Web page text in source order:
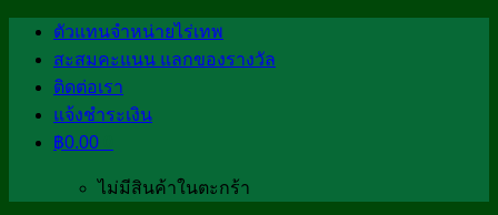
Skip
content
ตัวแทนจำหน่ายไร่เทพ
สะสมคะแนน แลกของรางวัล
ติดต่อเรา
แจ้งชำระเงิน
฿0.00
ไม่มีสินค้าในตะกร้า